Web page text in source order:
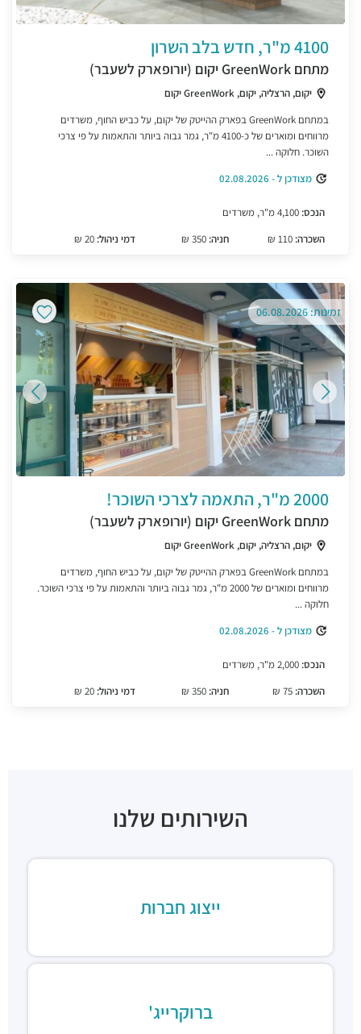
4100 מ"ר, חדש בלב השרון
מתחם GreenWork יקום (יורופארק לשעבר)
יקום, הרצליה, יקום, GreenWork יקום
במתחם GreenWork בפארק ההייטק של יקום, על כביש החוף, משרדים
מרווחים ומוארים של כ-4100 מ"ר, גמר גבוה ביותר והתאמות על פי צרכי
השוכר. חלוקה ...
מצודכן ל - 02.08.2026
הנכס:
השכרה:
חניה: דמי ניהול: 20 ₪
זמינות: 06.08.2026
2000 מ"ר, התאמה לצרכי השוכר!
מתחם GreenWork יקום (יורופארק לשעבר)
יקום, הרצליה, יקום, GreenWork יקום
במתחם GreenWork בפארק ההייטק של יקום, על כביש החוף, משרדים
מרווחים ומוארים של 2000 מ"ר, גמר גבוה ביותר והתאמות על פי צרכי השוכר.
חלוקה ...
מצודכן ל - 02.08.2026
הנכס:
השכרה:
חניה: דמי ניהול: 20 ₪
השירותים שלנו
ייצוג חברות
ברוקרייג'